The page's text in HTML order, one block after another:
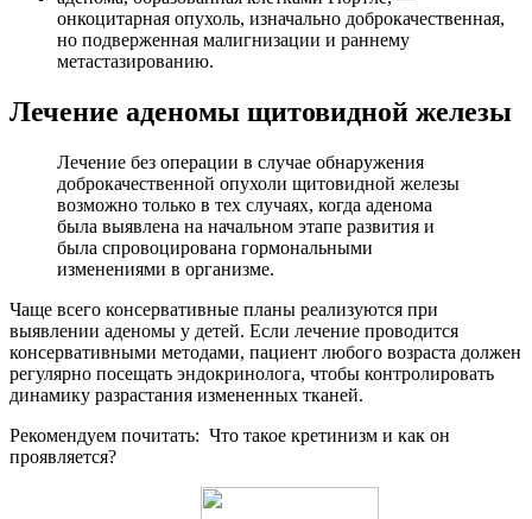
онкоцитарная опухоль, изначально доброкачественная,
но подверженная малигнизации и раннему
метастазированию.
Лечение аденомы щитовидной железы
Лечение без операции в случае обнаружения
доброкачественной опухоли щитовидной железы
возможно только в тех случаях, когда аденома
была выявлена на начальном этапе развития и
была спровоцирована гормональными
изменениями в организме.
Чаще всего консервативные планы реализуются при
выявлении аденомы у детей. Если лечение проводится
консервативными методами, пациент любого возраста должен
регулярно посещать эндокринолога, чтобы контролировать
динамику разрастания измененных тканей.
Рекомендуем почитать: Что такое кретинизм и как он
проявляется?